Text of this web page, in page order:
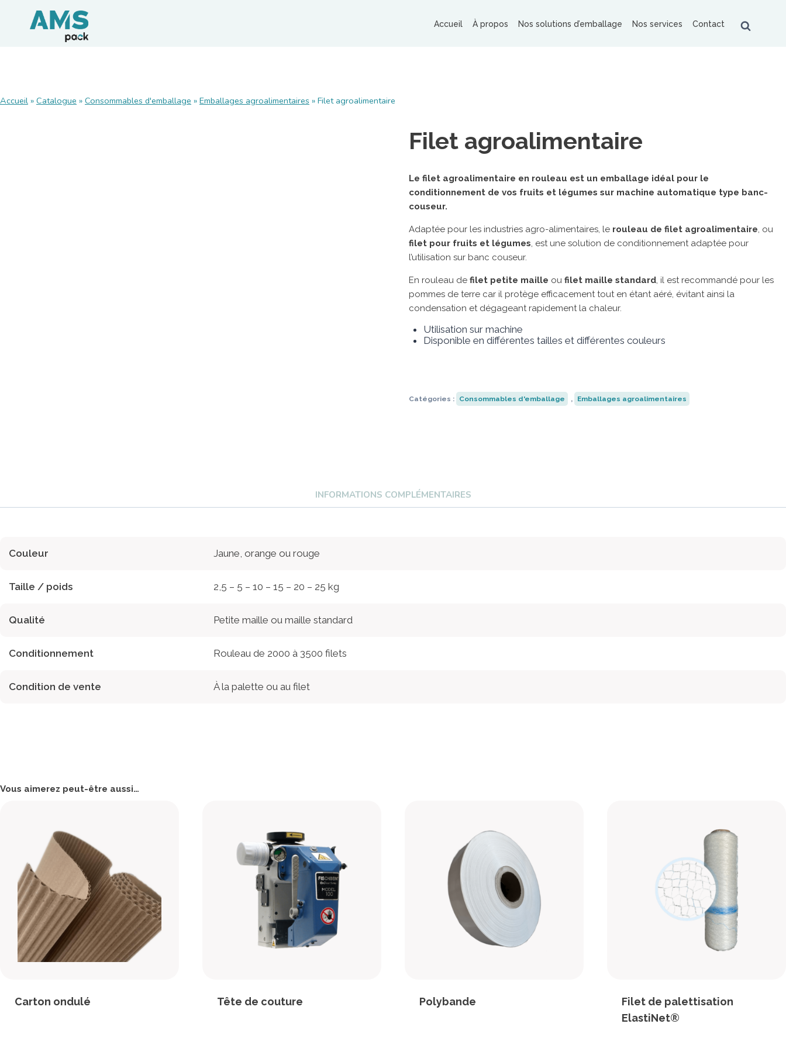
Accueil À propos Nos solutions d’emballage Nos services Contact
Accueil » Catalogue » Consommables d'emballage » Emballages agroalimentaires » Filet agroalimentaire
Filet agroalimentaire
Le filet agroalimentaire en rouleau est un emballage idéal pour le
conditionnement de vos fruits et légumes sur machine automatique type banc-
couseur.
Adaptée pour les industries agro-alimentaires, le rouleau de filet agroalimentaire, ou
filet pour fruits et légumes, est une solution de conditionnement adaptée pour
l’utilisation sur banc couseur.
En rouleau de filet petite maille ou filet maille standard, il est recommandé pour les
pommes de terre car il protège efficacement tout en étant aéré, évitant ainsi la
condensation et dégageant rapidement la chaleur.
Utilisation sur machine
Disponible en différentes tailles et différentes couleurs
Catégories : Consommables d'emballage , Emballages agroalimentaires
INFORMATIONS COMPLÉMENTAIRES
Couleur Jaune, orange ou rouge
Taille / poids 2,5 – 5 – 10 – 15 – 20 – 25 kg
Qualité Petite maille ou maille standard
Conditionnement Rouleau de 2000 à 3500 filets
Condition de vente À la palette ou au filet
Vous aimerez peut-être aussi…
Carton ondulé Tête de couture Polybande
Filet de palettisation
ElastiNet®
Machines de fermeture agro-alimentaires
Autres matériels pour emballage
MARQUES PARTENAIRES
Ripack